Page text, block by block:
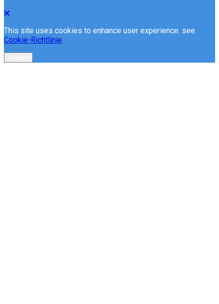
This site uses cookies to enhance user experience. see
Cookie-Richtlinie